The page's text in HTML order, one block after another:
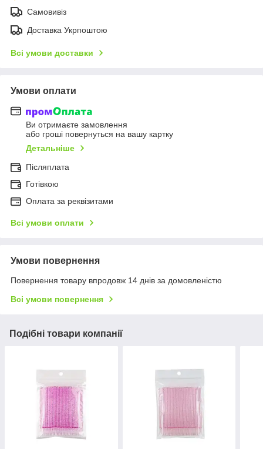
Самовивіз
Доставка Укрпоштою
Всі умови доставки
Умови оплати
Ви отримаєте замовлення
або гроші повернуться на вашу картку
Детальніше
Післяплата
Готівкою
Оплата за реквізитами
Всі умови оплати
Умови повернення
Повернення товару впродовж 14 днів за домовленістю
Всі умови повернення
Подібні товари компанії